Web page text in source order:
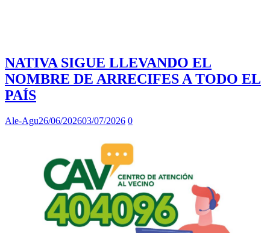
NATIVA SIGUE LLEVANDO EL
NOMBRE DE ARRECIFES A TODO EL
PAÍS
Ale-Agu26/06/202603/07/2026 0